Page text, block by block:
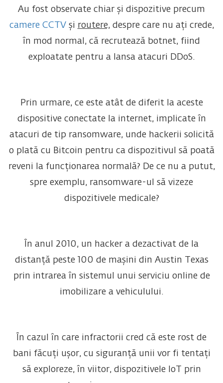
Au fost observate chiar și dispozitive precum
camere CCTVși routere,despre care nu ați crede,
în mod normal, că recrutează botnet, fiind
exploatate pentru a lansa atacuri DDoS.
Prin urmare, ce este atât de diferit la aceste
dispositive conectate la internet, implicate în
atacuri de tip ransomware, unde hackerii solicită
o plată cu Bitcoin pentru ca dispozitivul să poată
reveni la funcționarea normală? De ce nu a putut,
spre exemplu, ransomware-ul să vizeze
dispozitivele medicale?
În anul 2010, un hacker a dezactivat de la
distanță peste 100 de mașini din Austin Texas
prin intrarea în sistemul unui serviciu online de
imobilizare a vehiculului.
În cazul în care infractorii cred că este rost de
bani făcuți ușor, cu siguranță unii vor fi tentați
să exploreze, în viitor, dispozitivele IoT prin